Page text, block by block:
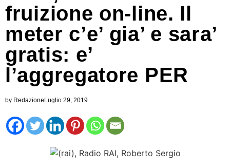
fruizione on-line. Il
meter c’e’ gia’ e sara’
gratis: e’
l’aggregatore PER
by Redazione Luglio 29, 2019